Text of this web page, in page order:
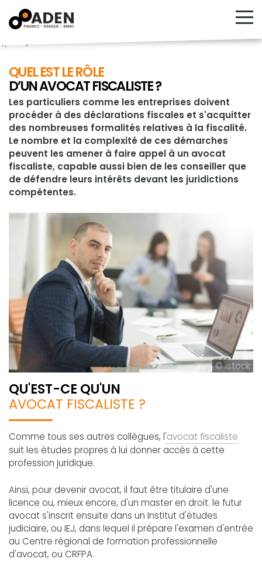
<!---->
QUEL EST LE RÔLE
D’UN AVOCAT FISCALISTE ?
Les particuliers comme les entreprises doivent
procéder à des déclarations fiscales et s'acquitter
des nombreuses formalités relatives à la fiscalité.
Le nombre et la complexité de ces démarches
peuvent les amener à faire appel à un avocat
fiscaliste, capable aussi bien de les conseiller que
de défendre leurs intérêts devant les juridictions
compétentes.
© istock
QU'EST-CE QU'UN
AVOCAT FISCALISTE ?
Comme tous ses autres collègues, l'avocat fiscaliste
suit les études propres à lui donner accès à cette
profession juridique.
Ainsi, pour devenir avocat, il faut être titulaire d'une
licence ou, mieux encore, d'un master en droit. le futur
avocat s'inscrit ensuite dans un Institut d'études
judiciaire, ou IEJ, dans lequel il prépare l'examen d'entrée
au Centre régional de formation professionnelle
d'avocat, ou CRFPA.